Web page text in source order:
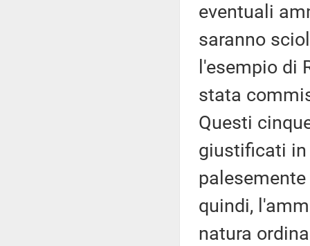
eventuali
saranno
l'esempio di
stata
Questi
giustificati
quindi,
natura